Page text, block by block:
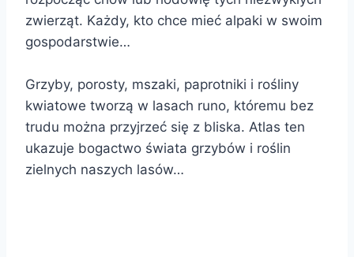
zwierząt. Każdy, kto chce mieć alpaki w swoim
gospodarstwie…
Grzyby, porosty, mszaki, paprotniki i rośliny
kwiatowe tworzą w lasach runo, któremu bez
trudu można przyjrzeć się z bliska. Atlas ten
ukazuje bogactwo świata grzybów i roślin
zielnych naszych lasów…